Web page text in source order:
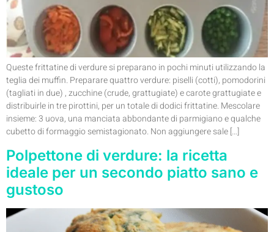
Queste frittatine di verdure si preparano in pochi minuti utilizzando la
teglia dei muffin. Preparare quattro verdure: piselli (cotti), pomodorini
(tagliati in due) , zucchine (crude, grattugiate) e carote grattugiate e
distribuirle in tre pirottini, per un totale di dodici frittatine. Mescolare
insieme: 3 uova, una manciata abbondante di parmigiano e qualche
cubetto di formaggio semistagionato. Non aggiungere sale […]
Polpettone di verdure: la ricetta
ideale per un secondo piatto sano e
gustoso